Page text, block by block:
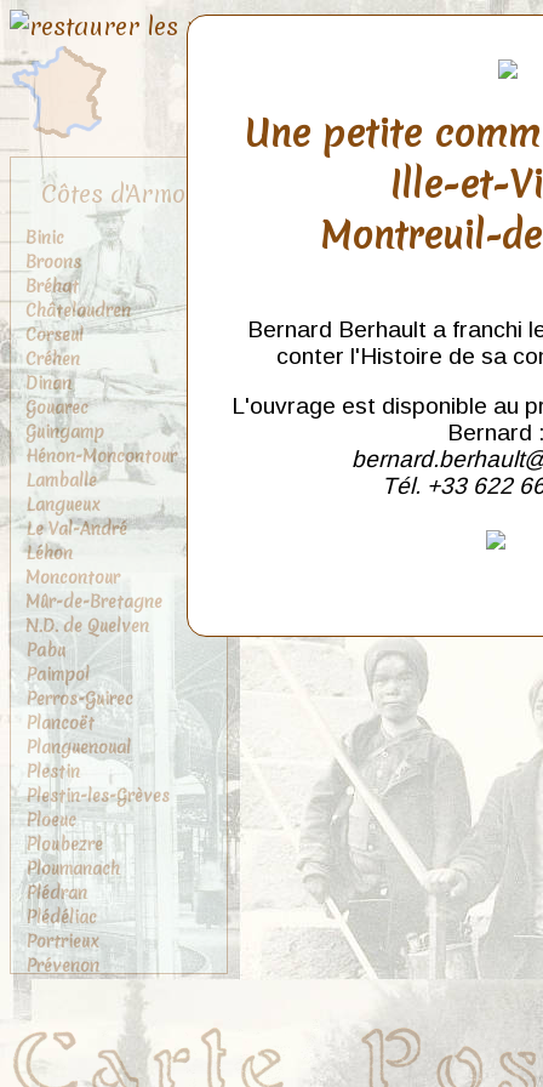
Côtes d'Armor
Binic
Broons
Bréhat
Châtelaudren
Corseul
Créhen
Dinan
Gouarec
Guingamp
Hénon-Moncontour
Lamballe
Langueux
Le Val-André
Léhon
Moncontour
Mûr-de-Bretagne
N.D. de Quelven
Pabu
Paimpol
Perros-Guirec
Plancoët
Planguenoual
Plestin
Plestin-les-Grèves
Ploeuc
Ploubezre
Ploumanach
Plédran
Plédéliac
Portrieux
Prévenon
Quintin
Saint-Brieuc
Saint-Cast
Saint-Efflam
Une petite
Ille-et-
Montreuil-
Bernard Berhault a franchi
conter l'Histoire de sa
L'ouvrage est disponible au
Bernard
Tél. +33 622